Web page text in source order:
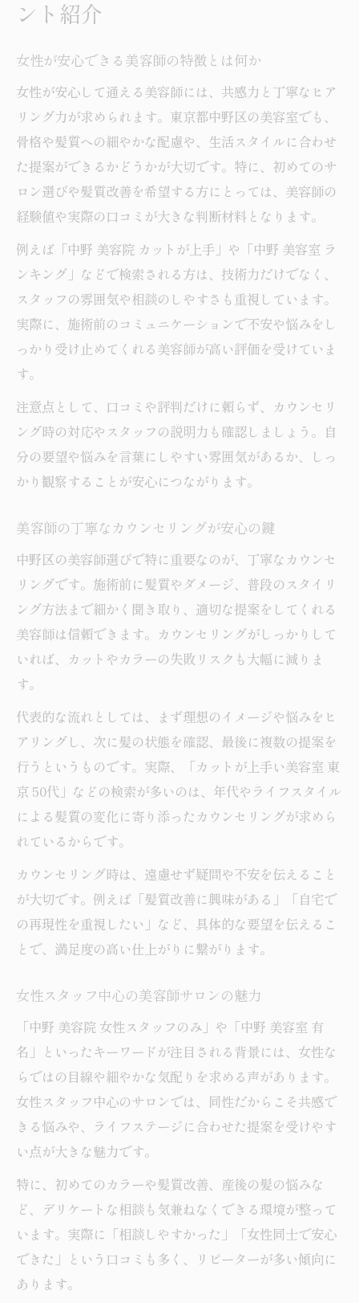
ント紹介
女性が安心できる美容師の特徴とは何か
女性が安心して通える美容師には、共感力と丁寧なヒア
リング力が求められます。東京都中野区の美容室でも、
骨格や髪質への細やかな配慮や、生活スタイルに合わせ
た提案ができるかどうかが大切です。特に、初めてのサ
ロン選びや髪質改善を希望する方にとっては、美容師の
経験値や実際の口コミが大きな判断材料となります。
例えば「中野 美容院 カットが上手」や「中野 美容室 ラ
ンキング」などで検索される方は、技術力だけでなく、
スタッフの雰囲気や相談のしやすさも重視しています。
実際に、施術前のコミュニケーションで不安や悩みをし
っかり受け止めてくれる美容師が高い評価を受けていま
す。
注意点として、口コミや評判だけに頼らず、カウンセリ
ング時の対応やスタッフの説明力も確認しましょう。自
分の要望や悩みを言葉にしやすい雰囲気があるか、しっ
かり観察することが安心につながります。
美容師の丁寧なカウンセリングが安心の鍵
中野区の美容師選びで特に重要なのが、丁寧なカウンセ
リングです。施術前に髪質やダメージ、普段のスタイリ
ング方法まで細かく聞き取り、適切な提案をしてくれる
美容師は信頼できます。カウンセリングがしっかりして
いれば、カットやカラーの失敗リスクも大幅に減りま
す。
代表的な流れとしては、まず理想のイメージや悩みをヒ
アリングし、次に髪の状態を確認、最後に複数の提案を
行うというものです。実際、「カットが上手い美容室 東
京 50代」などの検索が多いのは、年代やライフスタイル
による髪質の変化に寄り添ったカウンセリングが求めら
れているからです。
カウンセリング時は、遠慮せず疑問や不安を伝えること
が大切です。例えば「髪質改善に興味がある」「自宅で
の再現性を重視したい」など、具体的な要望を伝えるこ
とで、満足度の高い仕上がりに繋がります。
女性スタッフ中心の美容師サロンの魅力
「中野 美容院 女性スタッフのみ」や「中野 美容室 有
名」といったキーワードが注目される背景には、女性な
らではの目線や細やかな気配りを求める声があります。
女性スタッフ中心のサロンでは、同性だからこそ共感で
きる悩みや、ライフステージに合わせた提案を受けやす
い点が大きな魅力です。
特に、初めてのカラーや髪質改善、産後の髪の悩みな
ど、デリケートな相談も気兼ねなくできる環境が整って
います。実際に「相談しやすかった」「女性同士で安心
できた」という口コミも多く、リピーターが多い傾向に
あります。